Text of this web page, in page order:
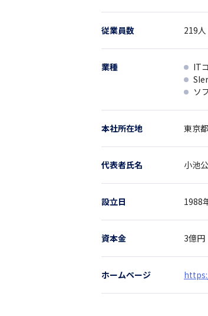
従業員数 219人
業種
IT
ソ
本社所在地 東京都
代表者氏名 小池
設立日 1988
資本金 3億円
ホームページ